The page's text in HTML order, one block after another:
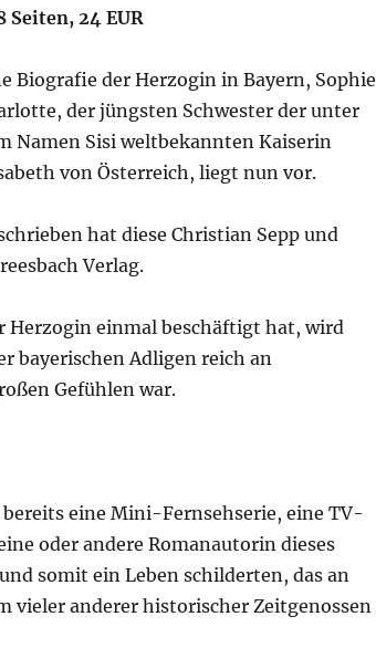
Seiten, 24 EUR
Biografie der Herzogin in Bayern, Sophie
der jüngsten Schwester der unter
Namen Sisi weltbekannten Kaiserin
von Österreich, liegt nun vor.
hat diese Christian Sepp und
Verlag.
Herzogin einmal beschäftigt hat, wird
bayerischen Adligen reich an
Gefühlen war.
eine Mini-Fernsehserie, eine TV-
oder andere Romanautorin dieses
somit ein Leben schilderten, das an
vieler anderer historischer Zeitgenossen